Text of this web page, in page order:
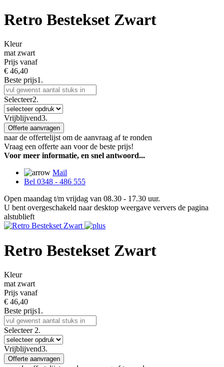
Retro Bestekset Zwart
Kleur
mat zwart
Prijs vanaf
€ 46,40
Beste prijs1.
Selecteer2.
Vrijblijvend3.
Offerte aanvragen
naar de offertelijst om de aanvraag af te ronden
Vraag een offerte aan voor de beste prijs!
Voor meer informatie, en snel antwoord...
Mail
Bel 0348 - 486 555
Open maandag t/m vrijdag van 08.30 - 17.30 uur.
U bent overgeschakeld naar desktop weergave ververs de pagina
alstublieft
Retro Bestekset Zwart
Kleur
mat zwart
Prijs vanaf
€ 46,40
Beste prijs1.
Selecteer 2.
Vrijblijvend3.
Offerte aanvragen